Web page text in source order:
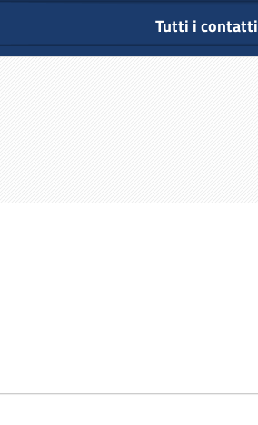
Tutti i contatti